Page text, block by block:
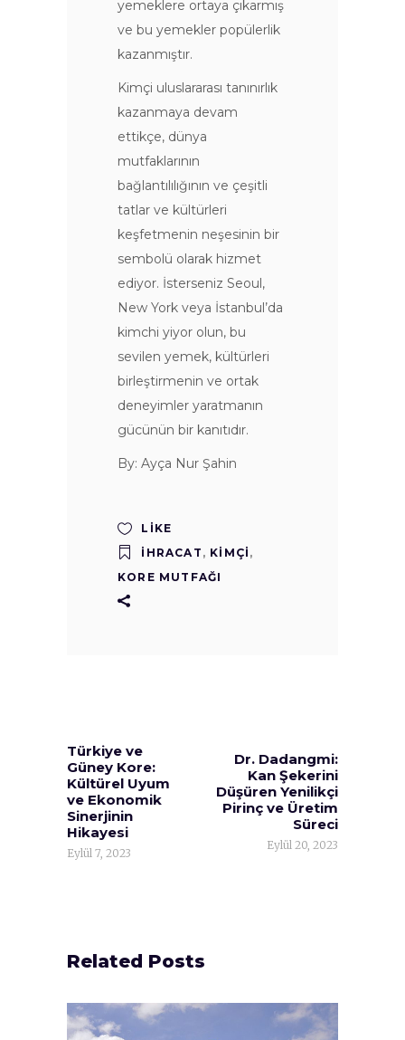
yemeklere ortaya çıkarmış
ve bu yemekler popülerlik
kazanmıştır.
Kimçi uluslararası tanınırlık
kazanmaya devam
ettikçe, dünya
mutfaklarının
bağlantılılığının ve çeşitli
tatlar ve kültürleri
keşfetmenin neşesinin bir
sembolü olarak hizmet
ediyor. İsterseniz Seoul,
New York veya İstanbul’da
kimchi yiyor olun, bu
sevilen yemek, kültürleri
birleştirmenin ve ortak
deneyimler yaratmanın
gücünün bir kanıtıdır.
By: Ayça Nur Şahin
LIKE
İHRACAT , KIMÇI ,
KORE MUTFAĞI
Türkiye ve
Güney Kore:
Kültürel Uyum
ve Ekonomik
Sinerjinin
Hikayesi
Eylül 7, 2023
Dr. Dadangmi:
Kan Şekerini
Düşüren Yenilikçi
Pirinç ve Üretim
Süreci
Eylül 20, 2023
Related Posts